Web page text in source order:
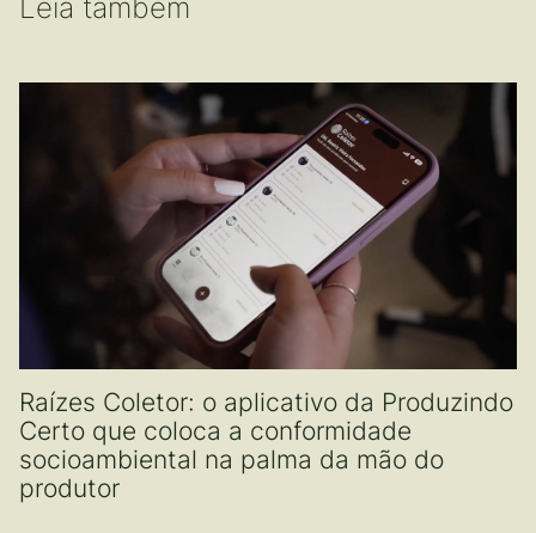
Leia também
Raízes Coletor: o aplicativo da Produzindo
Certo que coloca a conformidade
socioambiental na palma da mão do
produtor